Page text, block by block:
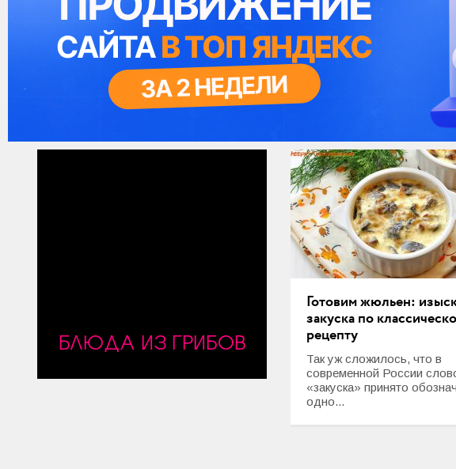
БЛЮДА ИЗ ГРИБОВ
Готовим жюльен:
закуска по
рецепту
Так уж сложилось, что в
современной России
«закуска» принято
одно...